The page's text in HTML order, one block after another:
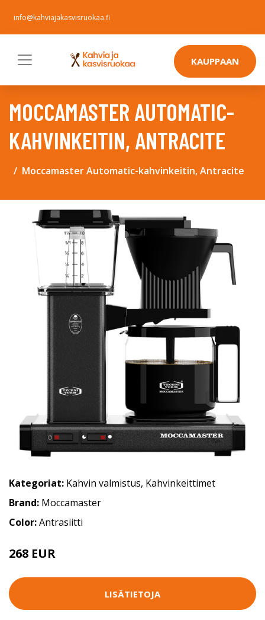
info@kahviajakasvisruokaa.fi
KAUPPAAN
MOCCAMASTER AUTOMATIC-
KAHVINKEITIN, ANTRACITE
Moccamaster Automatic-kahvinkeitin, Antracite
Kategoriat: Kahvin valmistus, Kahvinkeittimet
Brand: Moccamaster
Color:Antrasiitti
268 EUR
LISÄTIETOJA